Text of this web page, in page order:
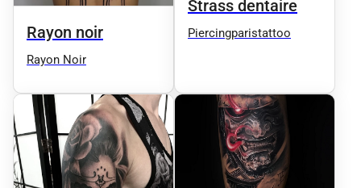
Rayon noir
Rayon Noir
Strass dentaire
Piercingparistattoo